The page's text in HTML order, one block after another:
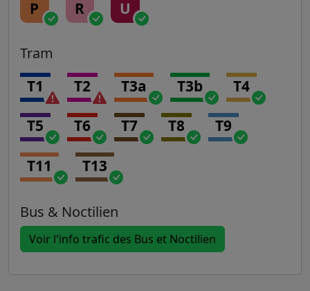
P R U
Tram
T1 T2 T3a T3b T4
T5 T6 T7 T8 T9
T11 T13
Bus & Noctilien
Voir l'info trafic des Bus et Noctilien